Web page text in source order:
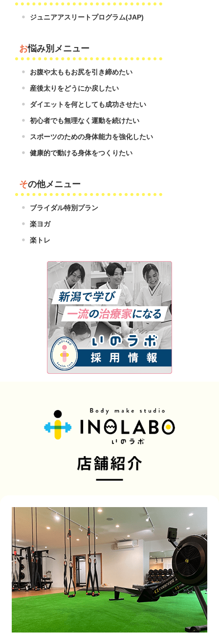
ジュニアアスリートプログラム(JAP)
お悩み別メニュー
お腹や太ももお尻を引き締めたい
産後太りをどうにか戻したい
ダイエットを何としても成功させたい
初心者でも無理なく運動を続けたい
スポーツのための身体能力を強化したい
健康的で動ける身体をつくりたい
その他メニュー
ブライダル特別プラン
楽ヨガ
楽トレ